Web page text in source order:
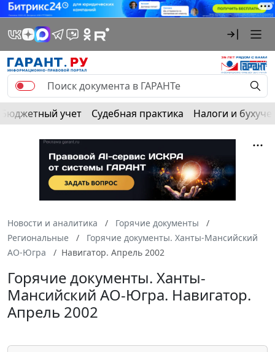
Бюджетный учет Судебная практика Налоги и
Новости и аналитика
Горячие документы
Региональные
Горячие документы. Ханты-Мансийский
АО-Югра
Навигатор. Апрель 2002
Горячие документы. Ханты-
Мансийский АО-Югра. Навигатор.
Апрель 2002